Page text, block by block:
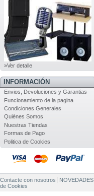
»Ver detalle
INFORMACIÓN
Envios, Devoluciones y Garantias
Funcionamiento de la pagina
Condiciones Generales
Quiénes Somos
Nuestras Tiendas
Formas de Pago
Politica de Cookies
Contacte con nosotros NOVEDADES
de Cookies